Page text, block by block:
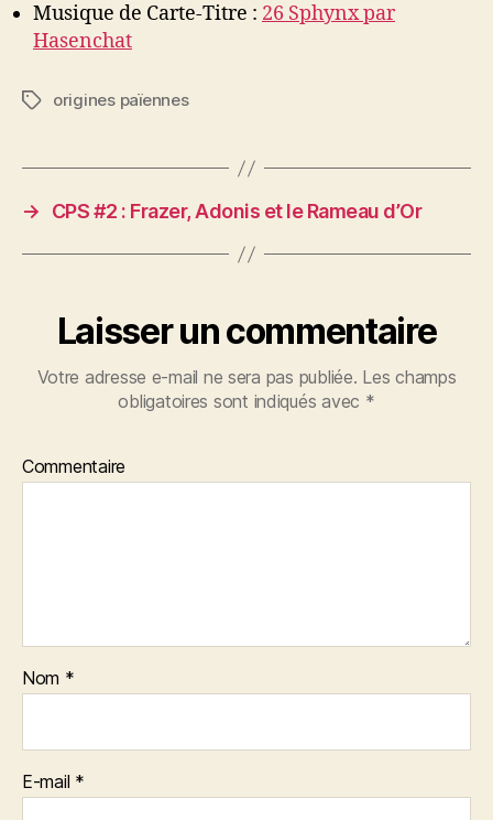
Musique de Carte-Titre : 26 Sphynx par
Hasenchat
Étiquettes
origines païennes
→ CPS #2 : Frazer, Adonis et le Rameau d’Or
Laisser un commentaire
Votre adresse e-mail ne sera pas publiée. Les champs
obligatoires sont indiqués avec *
Commentaire
Nom *
E-mail *